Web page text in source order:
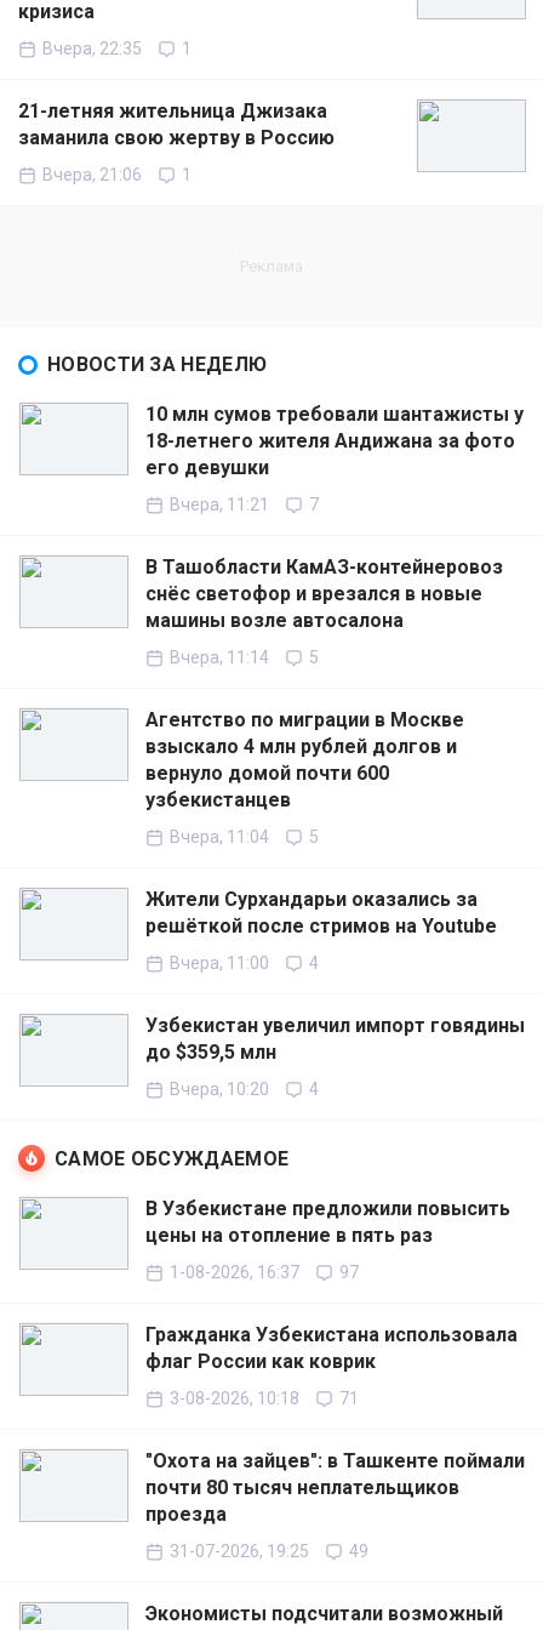
кризиса
Вчера, 22:35 1
21-летняя жительница Джизака
заманила свою жертву в Россию
Вчера, 21:06 1
НОВОСТИ ЗА НЕДЕЛЮ
10 млн сумов требовали шантажисты у
18-летнего жителя Андижана за фото
его девушки
Вчера, 11:21 7
В Ташобласти КамАЗ-контейнеровоз
снёс светофор и врезался в новые
машины возле автосалона
Вчера, 11:14 5
Агентство по миграции в Москве
взыскало 4 млн рублей долгов и
вернуло домой почти 600
узбекистанцев
Вчера, 11:04 5
Жители Сурхандарьи оказались за
решёткой после стримов на Youtube
Вчера, 11:00 4
Узбекистан увеличил импорт говядины
до $359,5 млн
Вчера, 10:20 4
САМОЕ ОБСУЖДАЕМОЕ
В Узбекистане предложили повысить
цены на отопление в пять раз
1-08-2026, 16:37 97
Гражданка Узбекистана использовала
флаг России как коврик
3-08-2026, 10:18 71
"Охота на зайцев": в Ташкенте поймали
почти 80 тысяч неплательщиков
проезда
31-07-2026, 19:25 49
Экономисты подсчитали возможный